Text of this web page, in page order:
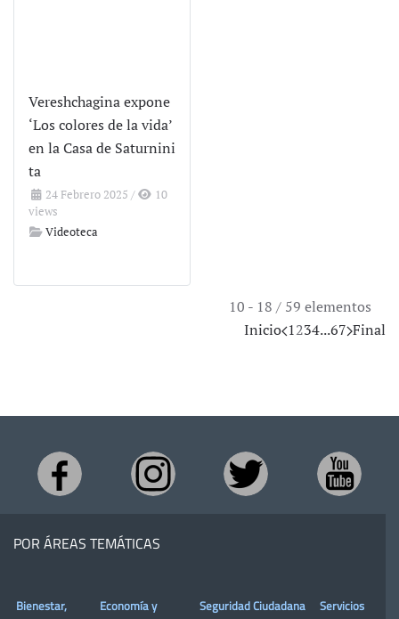
Vereshchagina expone
‘Los colores de la vida’
en la Casa de Saturnini
ta
24 Febrero 2025 /
10
views
Videoteca
10 - 18 / 59 elementos
Inicio 1234...67 Final
POR ÁREAS TEMÁTICAS
Bienestar,
Economía y
Seguridad Ciudadana
Servicios